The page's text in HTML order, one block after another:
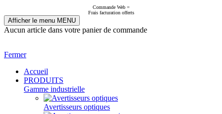
Commande Web =
Frais facturation offerts
Afficher le menu MENU
Aucun article dans votre panier de commande
Fermer
Accueil
PRODUITS
Gamme industrielle
Avertisseurs optiques